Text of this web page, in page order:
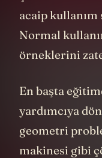
acaip
Normal
örneklerini
En başta
yardımcıya
geometri
makinesi gibi